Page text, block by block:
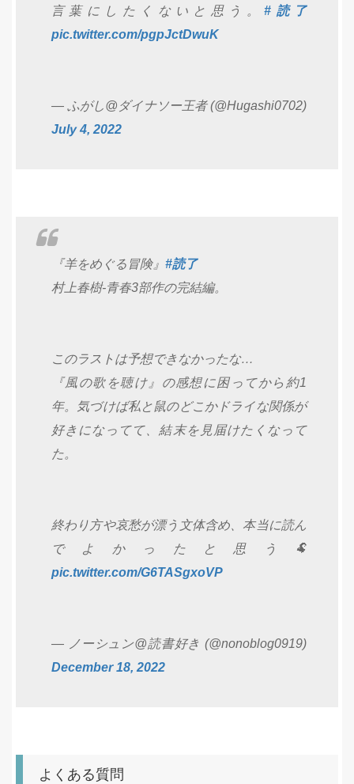
言葉にしたくないと思う。#読了
pic.twitter.com/pgpJctDwuK
— ふがし@ダイナソー王者 (@Hugashi0702)
July 4, 2022
『羊をめぐる冒険』 #読了
村上春樹-青春3部作の完結編。
このラストは予想できなかったな…
『風の歌を聴け』の感想に困ってから約1
年。気づけば私と鼠のどこかドライな関係が
好きになってて、結末を見届けたくなって
た。
終わり方や哀愁が漂う文体含め、本当に読ん
でよかったと思う🐏
pic.twitter.com/G6TASgxoVP
— ノーシュン@読書好き (@nonoblog0919)
December 18, 2022
よくある質問